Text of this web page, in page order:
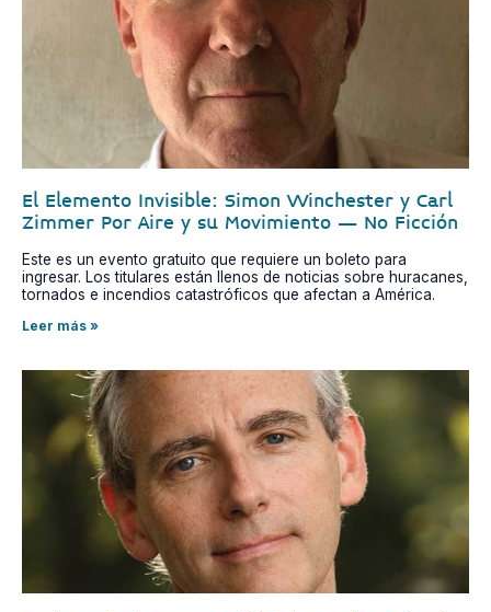
El Elemento Invisible: Simon Winchester y Carl
Zimmer Por Aire y su Movimiento – No Ficción
Este es un evento gratuito que requiere un boleto para
ingresar. Los titulares están llenos de noticias sobre huracanes,
tornados e incendios catastróficos que afectan a América.
Leer más »